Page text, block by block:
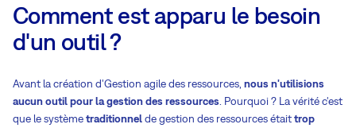
Comment est apparu le besoin
d'un outil ?
Avant la création d'Gestion agile des ressources, nous n'utilisions
aucun outil pour la gestion des ressources . Pourquoi ? La vérité c'est
que le systèmetraditionnelde gestion des ressources étaittrop